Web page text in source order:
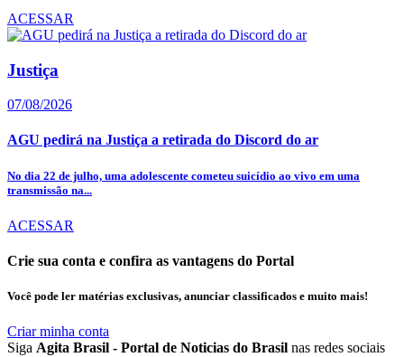
ACESSAR
Justiça
07/08/2026
AGU pedirá na Justiça a retirada do Discord do ar
No dia 22 de julho, uma adolescente cometeu suicídio ao vivo em uma
transmissão na...
ACESSAR
Crie sua conta e confira as vantagens do Portal
Você pode ler matérias exclusivas, anunciar classificados e muito mais!
Criar minha conta
Siga Agita Brasil - Portal de Noticias do Brasil nas redes sociais